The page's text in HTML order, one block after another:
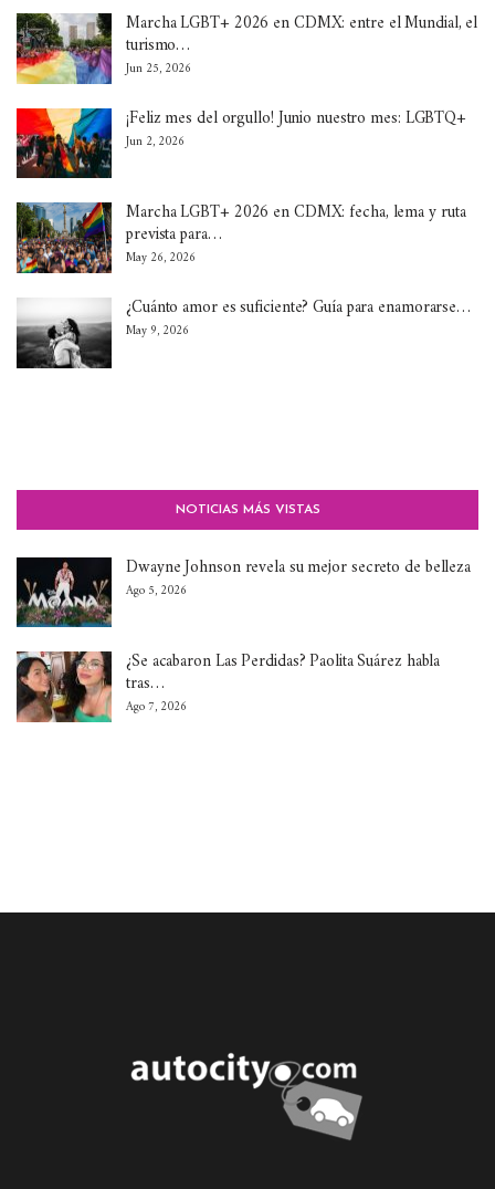
Marcha LGBT+ 2026 en CDMX: entre el Mundial, el
turismo…
Jun 25, 2026
¡Feliz mes del orgullo! Junio nuestro mes: LGBTQ+
Jun 2, 2026
Marcha LGBT+ 2026 en CDMX: fecha, lema y ruta
prevista para…
May 26, 2026
¿Cuánto amor es suficiente? Guía para enamorarse…
May 9, 2026
NOTICIAS MÁS VISTAS
Dwayne Johnson revela su mejor secreto de belleza
Ago 5, 2026
¿Se acabaron Las Perdidas? Paolita Suárez habla
tras…
Ago 7, 2026